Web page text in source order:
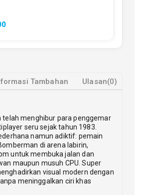
Tambahan Ulasan(0)
telah menghibur para penggemar
seru sejak tahun 1983.
namun adiktif: pemain
di arena labirin,
untuk membuka jalan dan
maupun musuh CPU. Super
visual modern dengan
meninggalkan ciri khas